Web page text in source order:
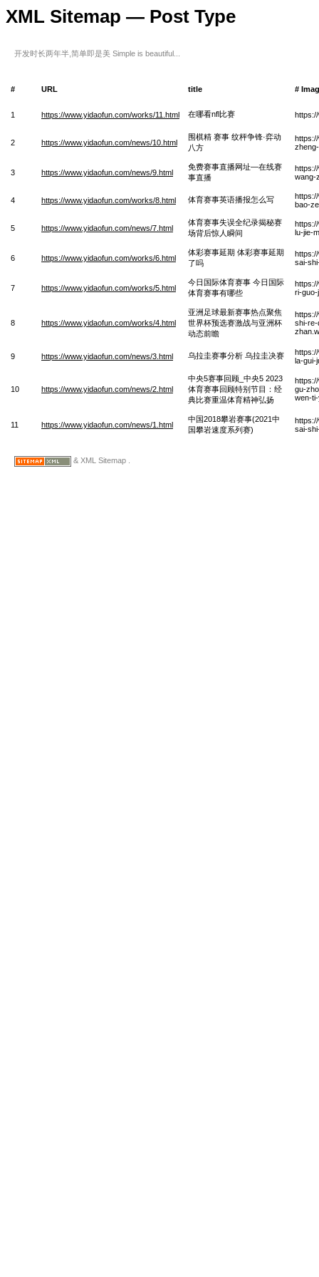
XML Sitemap — Post Type
开发时长两年半,简单即是美 Simple is beautiful...
# URL title #
1 https://www.yidaofun.com/works/11.html 在哪看nfl比赛
2 https://www.yidaofun.com/news/10.html
围棋精 赛事 纹枰争锋·弈动
八方
3 https://www.yidaofun.com/news/9.html
免费赛事直播网址—在线赛
事直播
wang-
4 https://www.yidaofun.com/works/8.html 体育赛事英语播报怎么写
bao-
5 https://www.yidaofun.com/news/7.html
体育赛事失误全纪录揭秘赛
场背后惊人瞬间
lu-jie-
6 https://www.yidaofun.com/works/6.html
体彩赛事延期 体彩赛事延期
了吗
sai-
7 https://www.yidaofun.com/works/5.html
今日国际体育赛事 今日国际
体育赛事有哪些
ri-
8 https://www.yidaofun.com/works/4.html
亚洲足球最新赛事热点聚焦
世界杯预选赛激战与亚洲杯
动态前瞻
shi-re-
9 https://www.yidaofun.com/news/3.html 乌拉圭赛事分析 乌拉圭决赛
la-gui-
10 https://www.yidaofun.com/news/2.html
中央5赛事回顾_中央5 2023
体育赛事回顾特别节目：经
典比赛重温体育精神弘扬
gu-
wen-
11 https://www.yidaofun.com/news/1.html
中国2018攀岩赛事(2021中
国攀岩速度系列赛)
sai-
& XML Sitemap .